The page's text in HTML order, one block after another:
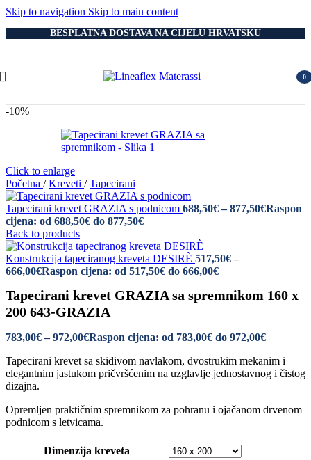
Skip to navigation Skip to main content
BESPLATNA DOSTAVA NA CIJELU HRVATSKU
0
-10%
Click to enlarge
Početna / Kreveti / Tapecirani
Tapecirani krevet GRAZIA s podnicom 688,50€ – 877,50€Raspon
cijena: od 688,50€ do 877,50€
Back to products
Konstrukcija tapeciranog kreveta DESIRÈ 517,50€ –
666,00€Raspon cijena: od 517,50€ do 666,00€
Tapecirani krevet GRAZIA sa spremnikom 160 x
200 643-GRAZIA
783,00€ – 972,00€Raspon cijena: od 783,00€ do 972,00€
Tapecirani krevet sa skidivom navlakom, dvostrukim mekanim i
elegantnim jastukom pričvršćenim na uzglavlje jednostavnog i čistog
dizajna.
Opremljen praktičnim spremnikom za pohranu i ojačanom drvenom
podnicom s letvicama.
Dimenzija kreveta